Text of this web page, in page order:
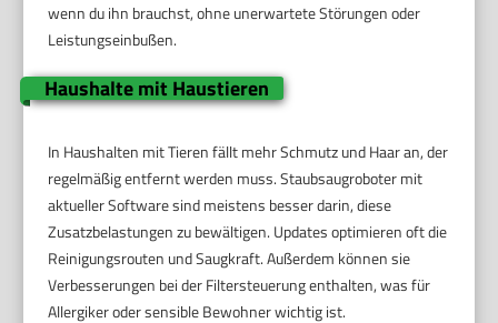
wenn du ihn brauchst, ohne unerwartete Störungen oder
Leistungseinbußen.
Haushalte mit Haustieren
In Haushalten mit Tieren fällt mehr Schmutz und Haar an, der
regelmäßig entfernt werden muss. Staubsaugroboter mit
aktueller Software sind meistens besser darin, diese
Zusatzbelastungen zu bewältigen. Updates optimieren oft die
Reinigungsrouten und Saugkraft. Außerdem können sie
Verbesserungen bei der Filtersteuerung enthalten, was für
Allergiker oder sensible Bewohner wichtig ist.